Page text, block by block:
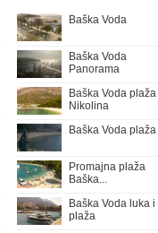
Baška Voda
Baška Voda
Panorama
Baška Voda plaža
Nikolina
Baška Voda plaža
Promajna plaža
Baška...
Baška Voda luka i
plaža